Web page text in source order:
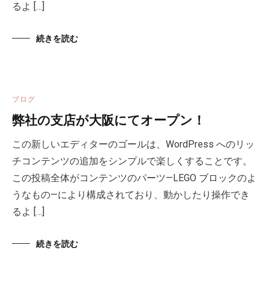
るよ […]
続きを読む
ブログ
弊社の支店が大阪にてオープン！
この新しいエディターのゴールは、WordPress へのリッ
チコンテンツの追加をシンプルで楽しくすることです。
この投稿全体がコンテンツのパーツ—LEGO ブロックのよ
うなもの—により構成されており、動かしたり操作でき
るよ […]
続きを読む